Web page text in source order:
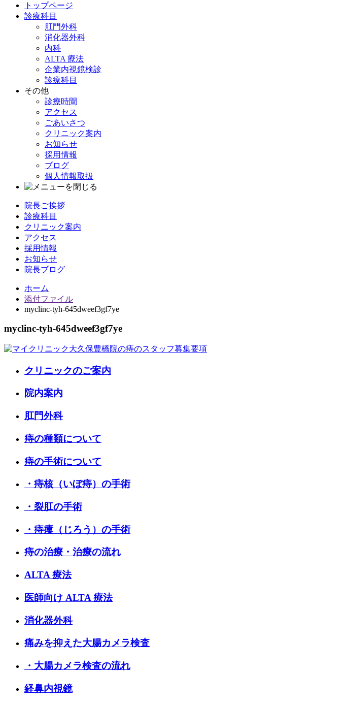
トップページ
診療科目
肛門外科
消化器外科
内科
ALTA 療法
企業内視鏡検診
診療科目
その他
診療時間
アクセス
ごあいさつ
クリニック案内
お知らせ
採用情報
ブログ
個人情報取扱
院長ご挨拶
診療科目
クリニック案内
アクセス
採用情報
お知らせ
院長ブログ
ホーム
添付ファイル
myclinc-tyh-645dweef3gf7ye
myclinc-tyh-645dweef3gf7ye
クリニックのご案内
院内案内
肛門外科
痔の種類について
痔の手術について
・痔核（いぼ痔）の手術
・裂肛の手術
・痔瘻（じろう）の手術
痔の治療・治療の流れ
ALTA 療法
医師向け ALTA 療法
消化器外科
痛みを抑えた大腸カメラ検査
・大腸カメラ検査の流れ
経鼻内視鏡